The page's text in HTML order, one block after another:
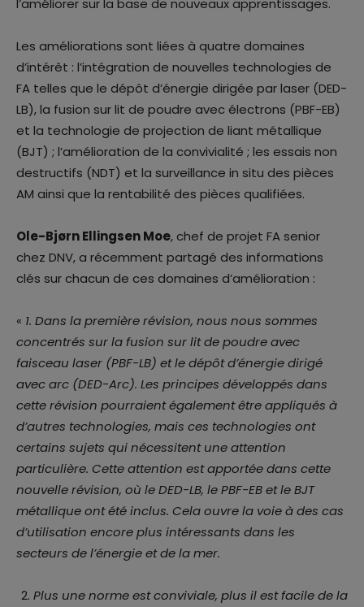
l’améliorer sur la base de nouveaux apprentissages.
Les améliorations sont liées à quatre domaines
d’intérêt : l’intégration de nouvelles technologies de
FA telles que le dépôt d’énergie dirigée par laser (DED-
LB), la fusion sur lit de poudre avec électrons (PBF-EB)
et la technologie de projection de liant métallique
(BJT) ; l’amélioration de la convivialité ; les essais non
destructifs (NDT) et la surveillance in situ des pièces
AM ainsi que la rentabilité des pièces qualifiées.
Ole-Bjørn Ellingsen Moe, chef de projet FA senior
chez DNV, a récemment partagé des informations
clés sur chacun de ces domaines d’amélioration :
« 1. Dans la première révision, nous nous sommes
concentrés sur la fusion sur lit de poudre avec
faisceau laser (PBF-LB) et le dépôt d’énergie dirigé
avec arc (DED-Arc). Les principes développés dans
cette révision pourraient également être appliqués à
d’autres technologies, mais ces technologies ont
certains sujets qui nécessitent une attention
particulière. Cette attention est apportée dans cette
nouvelle révision, où le DED-LB, le PBF-EB et le BJT
métallique ont été inclus. Cela ouvre la voie à des cas
d’utilisation encore plus intéressants dans les
secteurs de l’énergie et de la mer.
Plus une norme est conviviale, plus il est facile de la